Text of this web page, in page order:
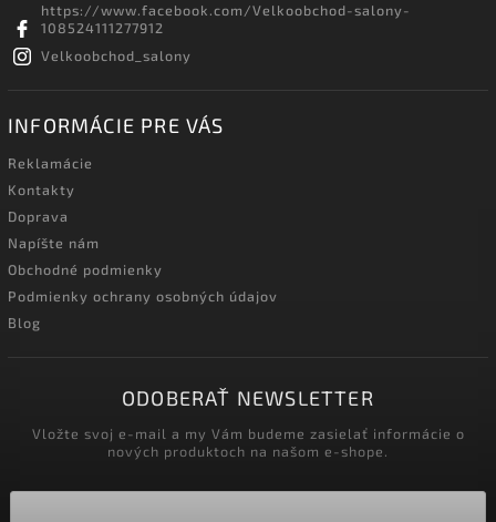
https://www.facebook.com/Velkoobchod-salony-
108524111277912
Velkoobchod_salony
INFORMÁCIE PRE VÁS
Reklamácie
Kontakty
Doprava
Napíšte nám
Obchodné podmienky
Podmienky ochrany osobných údajov
Blog
ODOBERAŤ NEWSLETTER
Vložte svoj e-mail a my Vám budeme zasielať informácie o
nových produktoch na našom e-shope.